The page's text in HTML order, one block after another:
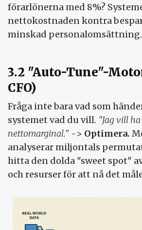
förarlönerna med 8%?
nettokostnaden kontra
minskad personalomsättning.
3.2 "Auto-Tune"-
CFO)
Fråga inte bara vad som
systemet vad du vill. "Jag vill ha
nettomarginal." -> Optimera.
analyserar miljontals
hitta den dolda "sweet spot"
och resurser för att nå det